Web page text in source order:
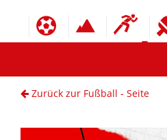
Zurück zur Fußball - Seite